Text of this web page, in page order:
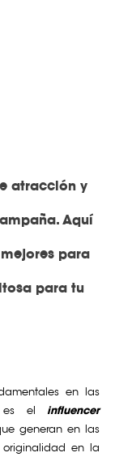
atracción y
Aquí
para
para tu
en las
es el
influencer
generan en las
originalidad en la